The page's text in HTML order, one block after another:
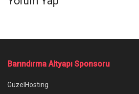
Barındırma Altyapı Sponsoru
GüzelHosting